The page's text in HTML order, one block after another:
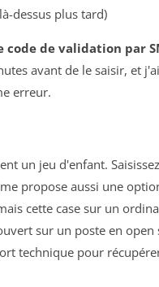
dessus plus tard)
code de validation par
avant de le saisir, et
erreur.
un jeu d'enfant.
propose aussi une
cette case sur un
sur un poste en
technique pour